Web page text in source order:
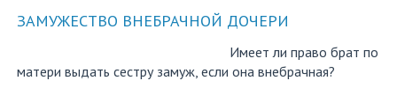
ЗАМУЖЕСТВО ВНЕБРАЧНОЙ ДОЧЕРИ
Имеет ли право брат по
матери выдать сестру замуж, если она внебрачная?